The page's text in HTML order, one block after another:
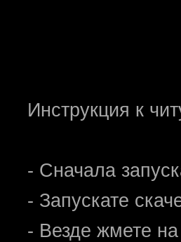
Инструкция к
- Сначала
- Запускате
- Везде жмете